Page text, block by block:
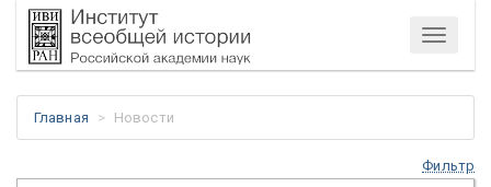
Меню
Главная Новости
Фильтр